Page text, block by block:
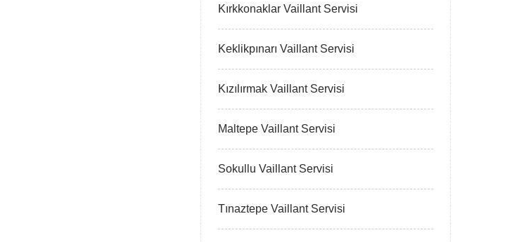
Kırkkonaklar Vaillant Servisi
Keklikpınarı Vaillant Servisi
Kızılırmak Vaillant Servisi
Maltepe Vaillant Servisi
Sokullu Vaillant Servisi
Tınaztepe Vaillant Servisi